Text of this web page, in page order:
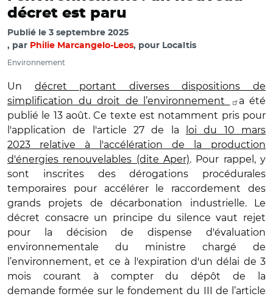
décret est paru
Publié le 3 septembre 2025
par Philie Marcangelo-Leos, pour Localtis
Environnement
Un décret portant diverses dispositions de
simplification du droit de l’environnement
a été
publié le 13 août. Ce texte est notamment pris pour
l'application de l'article 27 de la
loi du 10 mars
2023 relative à l'accélération de la production
d'énergies renouvelables (dite Aper). Pour rappel, y
sont inscrites des dérogations procédurales
temporaires pour accélérer le raccordement des
grands projets de décarbonation industrielle. Le
décret consacre un principe du silence vaut rejet
pour la décision de dispense d'évaluation
environnementale du ministre chargé de
l’environnement, et ce à l'expiration d'un délai de 3
mois courant à compter du dépôt de la
demandeformée sur le fondement du III de l’article